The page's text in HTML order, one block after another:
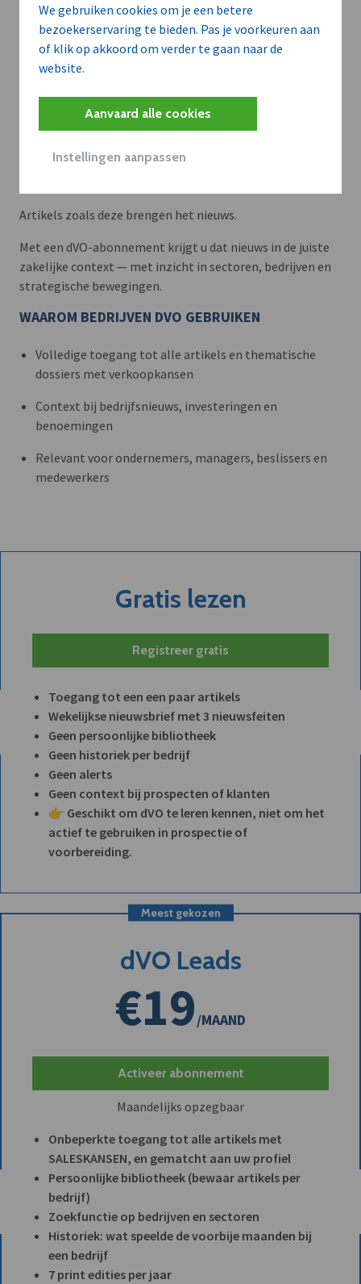
We gebruiken cookies om je een betere
bezoekerservaring te bieden. Pas je voorkeuren aan
of klik op akkoord om verder te gaan naar de
website.
Aanvaard alle cookies
Instellingen aanpassen
Meer context. Dieper begrip.
Artikels zoals deze brengen het nieuws.
Met een dVO-abonnement krijgt u dat nieuws in de juiste
zakelijke context — met inzicht in sectoren, bedrijven en
strategische bewegingen.
WAAROM BEDRIJVEN DVO GEBRUIKEN
Volledige toegang tot alle artikels en thematische
dossiers met verkoopkansen
Context bij bedrijfsnieuws, investeringen en
benoemingen
Relevant voor ondernemers, managers, beslissers en
medewerkers
Gratis lezen
Registreer gratis
Toegang tot een een paar artikels
Wekelijkse nieuwsbrief met 3 nieuwsfeiten
Geen persoonlijke bibliotheek
Geen historiek per bedrijf
Geen alerts
Geen context bij prospecten of klanten
👉 Geschikt om dVO te leren kennen, niet om het
actief te gebruiken in prospectie of
voorbereiding.
Meest gekozen
dVO Leads
€19/MAAND
Activeer abonnement
Maandelijks opzegbaar
Onbeperkte toegang tot alle artikels met
SALESKANSEN, en gematcht aan uw profiel
Persoonlijke bibliotheek (bewaar artikels per
bedrijf)
Zoekfunctie op bedrijven en sectoren
Historiek: wat speelde de voorbije maanden bij
een bedrijf
7 print edities per jaar